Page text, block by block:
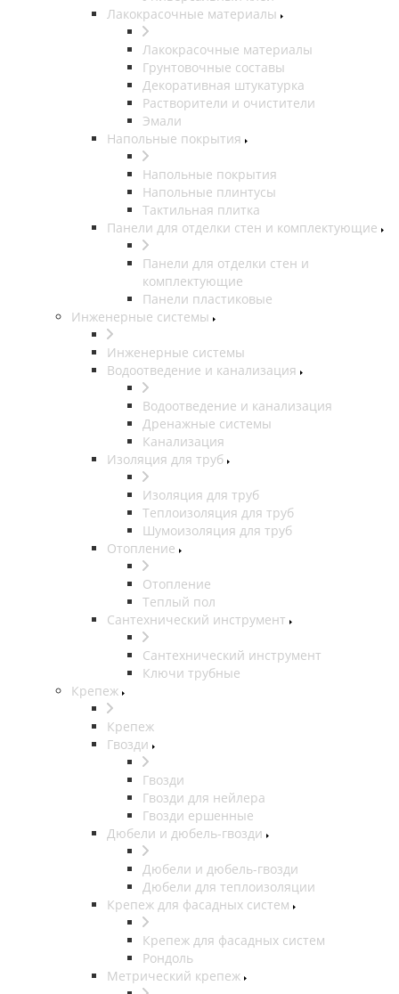
Лакокрасочные материалы
Лакокрасочные материалы
Грунтовочные составы
Декоративная штукатурка
Растворители и очистители
Эмали
Напольные покрытия
Напольные покрытия
Напольные плинтусы
Тактильная плитка
Панели для отделки стен и комплектующие
Панели для отделки стен и
комплектующие
Панели пластиковые
Инженерные системы
Инженерные системы
Водоотведение и канализация
Водоотведение и канализация
Дренажные системы
Канализация
Изоляция для труб
Изоляция для труб
Теплоизоляция для труб
Шумоизоляция для труб
Отопление
Отопление
Теплый пол
Сантехнический инструмент
Сантехнический инструмент
Ключи трубные
Крепеж
Крепеж
Гвозди
Гвозди
Гвозди для нейлера
Гвозди ершенные
Дюбели и дюбель-гвозди
Дюбели и дюбель-гвозди
Дюбели для теплоизоляции
Крепеж для фасадных систем
Крепеж для фасадных систем
Рондоль
Метрический крепеж